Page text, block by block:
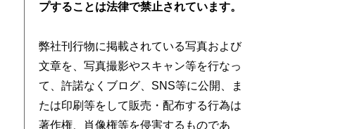
プすることは法律で禁止されています。
弊社刊行物に掲載されている写真および
文章を、写真撮影やスキャン等を行なっ
て、許諾なくブログ、SNS等に公開、ま
たは印刷等をして販売・配布する行為は
著作権、肖像権等を侵害するものであ